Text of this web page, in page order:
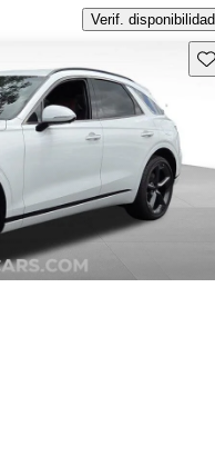
Verif. disponibilidad